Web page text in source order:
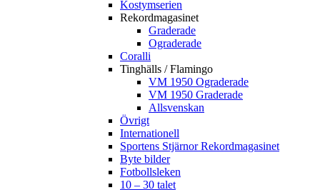
Kostymserien
Rekordmagasinet
Graderade
Ograderade
Coralli
Tinghälls / Flamingo
VM 1950 Ograderade
VM 1950 Graderade
Allsvenskan
Övrigt
Internationell
Sportens Stjärnor Rekordmagasinet
Byte bilder
Fotbollsleken
10 – 30 talet